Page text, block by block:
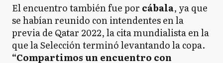
El encuentro también fue por cábala, ya que
se habían reunido con intendentes en la
previa de Qatar 2022, la cita mundialista en la
que la Selección terminó levantando la copa.
“Compartimos un encuentro con